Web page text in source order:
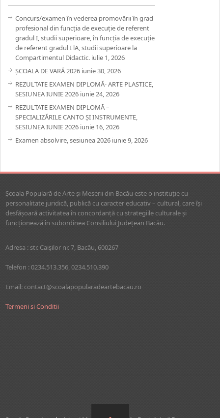
Concurs/examen în vederea promovării în grad
profesional din funcția de execuție de referent
gradul I, studii superioare, în funcția de execuție
de referent gradul I lA, studii superioare la
Compartimentul Didactic. iulie 1, 2026
ȘCOALA DE VARĂ 2026 iunie 30, 2026
REZULTATE EXAMEN DIPLOMĂ- ARTE PLASTICE,
SESIUNEA IUNIE 2026 iunie 24, 2026
REZULTATE EXAMEN DIPLOMĂ –
SPECIALIZĂRILE CANTO ȘI INSTRUMENTE,
SESIUNEA IUNIE 2026 iunie 16, 2026
Examen absolvire, sesiunea 2026 iunie 9, 2026
Şcoala Populară de Arte şi Meserii din Bacău este o instituţie cu
personalitate juridică, publică cu caracter educativ – cultural, care îşi
desfăşoară activitatea în concordanţă cu strategiile culturale şi
funcţionează în subordinea Consiliului Judeţean Bacău.
Adresa : str. Caişilor nr. 7, Bacău, 600267
Telefon : 0234.513.356, 0234.510.390
Email: contact@scoalapopularadeartebacau.ro
Termeni si Conditii